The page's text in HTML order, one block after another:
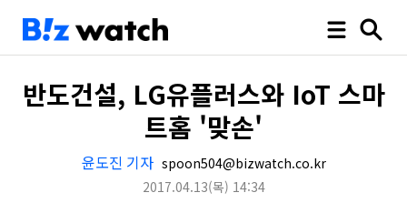
반도건설, LG유플러스와 IoT 스마
트홈 '맞손'
윤도진 기자 spoon504@bizwatch.co.kr
2017.04.13(목) 14:34